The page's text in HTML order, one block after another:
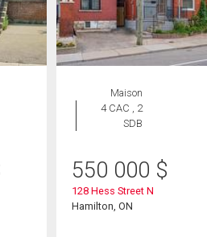
Maison
4 CAC , 2
SDB
550 000 $
128 Hess Street N
Hamilton, ON